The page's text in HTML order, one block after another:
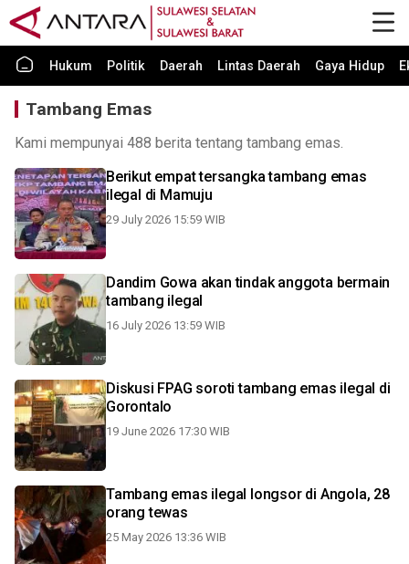
Hukum Politik Daerah Lintas Daerah Gaya Hidup
Tambang Emas
Kami mempunyai 488 berita tentang tambang emas.
Berikut empat tersangka tambang emas
ilegal di Mamuju
29 July 2026 15:59 WIB
Dandim Gowa akan tindak anggota bermain
tambang ilegal
16 July 2026 13:59 WIB
Diskusi FPAG soroti tambang emas ilegal di
Gorontalo
19 June 2026 17:30 WIB
Tambang emas ilegal longsor di Angola, 28
orang tewas
25 May 2026 13:36 WIB